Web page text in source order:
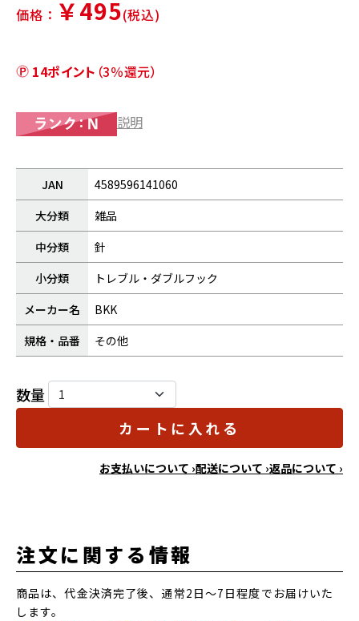
価格： ￥495(税込)
14ポイント （3％還元）
説明
JAN
4589596141060
大分類
雑品
中分類
針
小分類
トレブル・ダブルフック
メーカー名
BKK
規格・品番
その他
数量
カートに入れる
お支払いについて ›配送について ›返品について ›
注文に関する情報
商品は、代金決済完了後、通常2日～7日程度でお届けいた
します。